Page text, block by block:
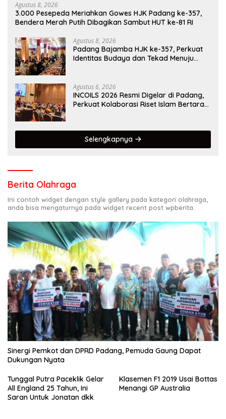
Agustus 8, 2026
3.000 Pesepeda Meriahkan Gowes HJK Padang ke-357,
Bendera Merah Putih Dibagikan Sambut HUT ke-81 RI
Agustus 8, 2026
Padang Bajamba HJK ke-357, Perkuat
Identitas Budaya dan Tekad Menuju
Agustus 6, 2026
INCOILS 2026 Resmi Digelar di Padang,
Perkuat Kolaborasi Riset Islam Bertaraf
Selengkapnya
Berita Olahraga
Ini contoh widget dengan style gallery pada kategori olahraga,
anda bisa mengaturnya pada widget recent post wpberita.
Sinergi Pemkot dan DPRD Padang, Pemuda Gaung Dapat
Dukungan Nyata
Tunggal Putra Paceklik Gelar
All England 25 Tahun, Ini
Saran Untuk Jonatan dkk
Klasemen F1 2019 Usai Bottas
Menangi GP Australia